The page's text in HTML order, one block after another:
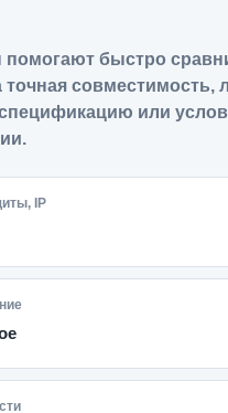
быстро
точная совместимость,
или
IP